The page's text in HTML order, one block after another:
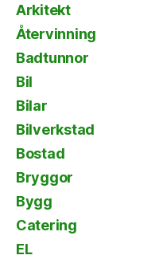
Arkitekt
Återvinning
Badtunnor
Bil
Bilar
Bilverkstad
Bostad
Bryggor
Bygg
Catering
EL